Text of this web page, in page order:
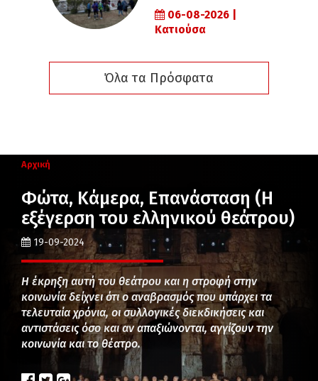
06-08-2026 |
Κατιούσα
Όλα τα Πρόσφατα
Αρχική
Φώτα, Κάμερα, Επανάσταση (Η
εξέγερση του ελληνικού θεάτρου)
19-09-2024
Η έκρηξη αυτή του θεάτρου και η στροφή στην
κοινωνία δείχνει ότι ο αναβρασμός που υπάρχει τα
τελευταία χρόνια, οι συλλογικές διεκδικήσεις και
αντιστάσεις όσο και αν απαξιώνονται, αγγίζουν την
κοινωνία και το θέατρο.